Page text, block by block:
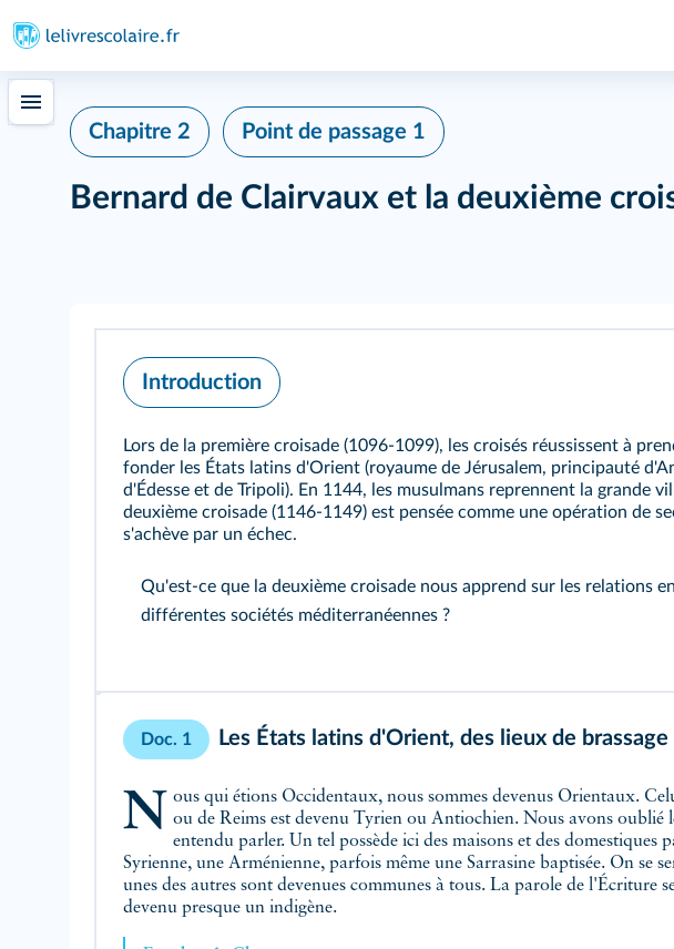
Chapitre 2 Point de passage 1
Bernard de Clairvaux et la deuxième
Introduction
Lors de la première croisade (1096-1099), les croisés réussissent à
fonder les États latins d'Orient (royaume de Jérusalem, principauté
d'Édesse et de Tripoli). En 1144, les musulmans reprennent la grande
deuxième croisade (1146-1149) est pensée comme une opération de
s'achève par un échec.
Qu'est-ce que la deuxième croisade nous apprend sur les relations
différentes sociétés méditerranéennes ?
Doc. 1 Les États latins d'Orient, des lieux de brassage
Nous qui étions Occidentaux, nous sommes devenus Orientaux. Celui qui était Romain ou Français est devenu Galiléen ou Palestinien. L'habitant de Chartres
ou de Reims est devenu Tyrien ou Antiochien. Nous avons
entendu parler. Un tel possède ici des maisons et des
Syrienne, une Arménienne, parfois même une Sarrasine baptisée. On se
unes des autres sont devenues communes à tous. La parole de
devenu presque un indigène.